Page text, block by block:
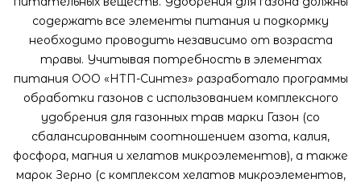
содержать все элементы питания и подкормку
необходимо проводить независимо от возраста
травы. Учитывая потребность в элементах
питания ООО «НТП-Синтез» разработало программы
обработки газонов с использованием комплексного
удобрения для газонных трав марки Газон (со
сбалансированным соотношением азота, калия,
фосфора, магния и хелатов микроэлементов), а также
марок Зерно (с комплексом хелатов микроэлементов,